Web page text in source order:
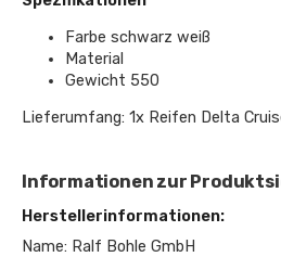
Farbe schwarz weiß
Material
Gewicht 550
Lieferumfang: 1x Reifen Delta
Informationen zur
Herstellerinformationen:
Name: Ralf Bohle GmbH